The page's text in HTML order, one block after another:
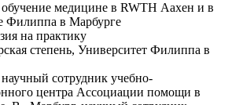
обучение медицине в RWTH Аахен и в
Филиппа в Марбурге
на практику
степень, Университет Филиппа в
научный сотрудник учебно-
центра Ассоциации помощи в